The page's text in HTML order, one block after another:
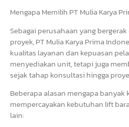
Mengapa Memilih PT Mulia Karya
Sebagai perusahaan yang
proyek, PT Mulia Karya Prima
kualitas layanan dan kepuasan
menyediakan unit, tetapi juga
sejak tahap konsultasi hingga
Beberapa alasan mengapa banyak
mempercayakan kebutuhan lift
lain: